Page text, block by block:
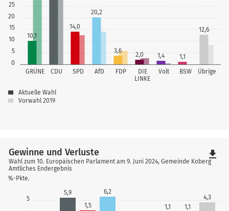
0
5
10
15
20
25
GRÜNE CDU SPD AfD FDP
DIE
LINKE
Volt BSW Übrige
10,1
14,0
20,2
3,6
2,0 1,4 1,1
12,6
Aktuelle Wahl
Vorwahl 2019
5
%-Pkte.
5,9
1,5
6,2
1,1 1,1
4,3
Gewinne und Verluste
Wahl zum 10. Europäischen Parlament am 9. Juni 2024, Gemeinde Koberg
Amtliches Endergebnis
file_download